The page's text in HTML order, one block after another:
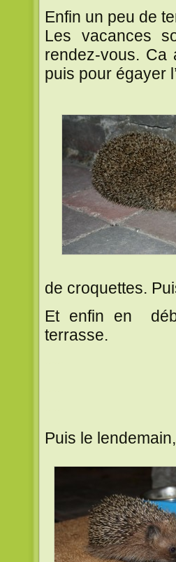
Enfin un peu de
Les vacances
rendez-vous.
puis pour égayer
de croquettes.
Et enfin en
terrasse.
Puis le